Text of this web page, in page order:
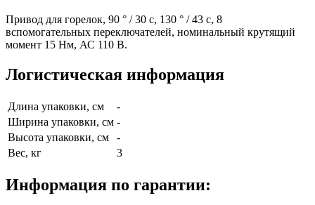
Привод для горелок, 90 ° / 30 с, 130 ° / 43 с, 8
вспомогательных переключателей, номинальный крутящий
момент 15 Нм, АС 110 В.
Логистическая информация
Длина упаковки, см
-
Ширина упаковки, см -
Высота упаковки, см
-
Вес, кг
3
Информация по гарантии: